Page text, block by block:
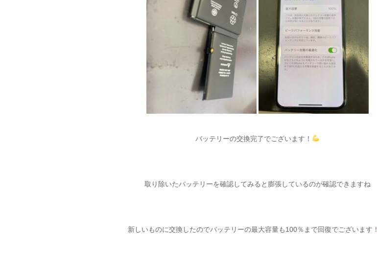
バッテリーの交換完了でございます！
取り除いたバッテリーを確認してみると膨張しているのが確認できますね
新しいものに交換したのでバッテリーの最大容量も100％まで回復でございます！